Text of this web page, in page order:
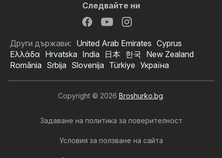
Следвайте ни
Други държави: United Arab Emirates Cyprus
Ελλάδα Hrvatska India 日本 한국 New Zealand
România Srbija Slovenija Türkiye Україна
Copyright © 2026 Broshurko.bg.
Задаване на политика за поверителност
Условия за ползване на сайта